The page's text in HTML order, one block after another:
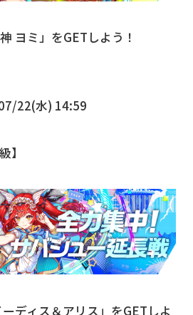
ヨミ」をGETしよう！
22(水) 14:59
】
ーディス＆アリス」をGETしよ